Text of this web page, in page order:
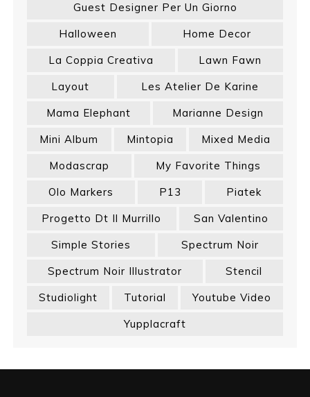
Guest Designer Per Un Giorno
Halloween
Home Decor
La Coppia Creativa
Lawn Fawn
Layout
Les Atelier De Karine
Mama Elephant
Marianne Design
Mini Album
Mintopia
Mixed Media
Modascrap
My Favorite Things
Olo Markers
P13
Piatek
Progetto Dt Il Murrillo
San Valentino
Simple Stories
Spectrum Noir
Spectrum Noir Illustrator
Stencil
Studiolight
Tutorial
Youtube Video
Yupplacraft